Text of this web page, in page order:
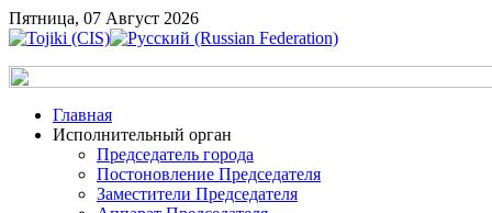
Пятница, 07 Август 2026
Главная
Исполнительный орган
Председатель города
Постоновление Председателя
Заместители Председателя